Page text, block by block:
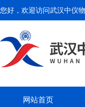
您好，欢迎访问武汉中仪
网站首页